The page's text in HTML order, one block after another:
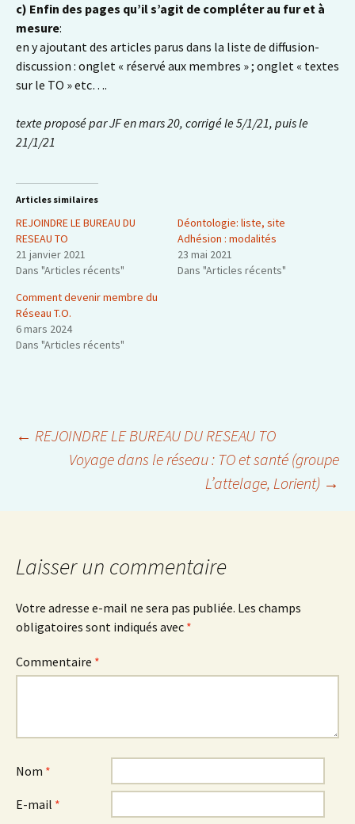
c) Enfin des pages qu’il s’agit de compléter au fur et à
mesure:
en y ajoutant des articles parus dans la liste de diffusion-
discussion : onglet « réservé aux membres » ; onglet « textes
sur le TO » etc….
texte proposé par JF en mars 20, corrigé le 5/1/21, puis le
21/1/21
Articles similaires
REJOINDRE LE BUREAU DU
RESEAU TO
21 janvier 2021
Dans "Articles récents"
Déontologie: liste, site
Adhésion : modalités
23 mai 2021
Dans "Articles récents"
Comment devenir membre du
Réseau T.O.
6 mars 2024
Dans "Articles récents"
Navigation
← REJOINDRE LE BUREAU DU RESEAU TO
Voyage dans le réseau : TO et santé (groupe
L’attelage, Lorient) →
Laisser un commentaire
Votre adresse e-mail ne sera pas publiée. Les champs
obligatoires sont indiqués avec *
Commentaire *
Nom *
E-mail *